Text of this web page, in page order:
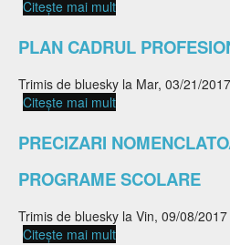
Citește mai mult
PLAN CADRUL
Trimis de bluesky la Mar, 03/21/
Citește mai mult
PRECIZARI
PROGRAME SCOLARE
Trimis de bluesky la Vin, 09/08/2017
Citește mai mult